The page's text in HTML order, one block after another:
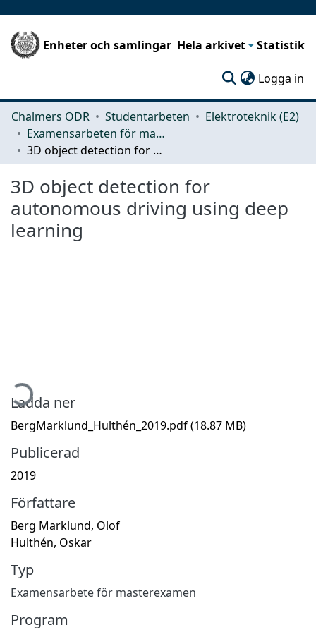
Enheter och samlingar Hela arkivet Statistik
Logga in
Chalmers ODR Studentarbeten
Elektroteknik (E2)
Examensarbeten för masterexamen
3D object detection for autonomous driving using deep learning
3D object detection for
autonomous driving using deep
learning
Ladda ner
BergMarklund_Hulthén_2019.pdf(18.87 MB)
Publicerad
2019
Författare
Berg Marklund, Olof
Hulthén, Oskar
Typ
Examensarbete för masterexamen
Program